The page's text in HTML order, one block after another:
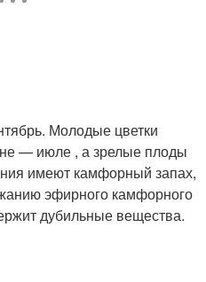
Молодые цветки
— июле , а зрелые плоды
имеют камфорный запах,
эфирного камфорного
дубильные вещества.